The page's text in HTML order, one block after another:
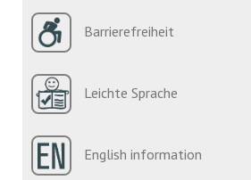
Barrierefreiheit
Leichte Sprache
English information